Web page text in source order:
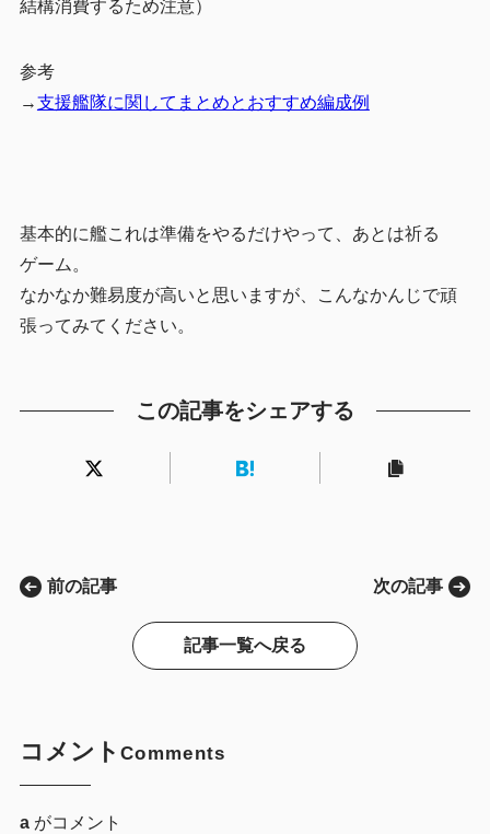
結構消費するため注意）
参考
→支援艦隊に関してまとめとおすすめ編成例
基本的に艦これは準備をやるだけやって、あとは祈る
ゲーム。
なかなか難易度が高いと思いますが、こんなかんじで頑
張ってみてください。
この記事をシェアする
前の記事
記事一覧へ戻る
次の記事
コメント Comments
a がコメント